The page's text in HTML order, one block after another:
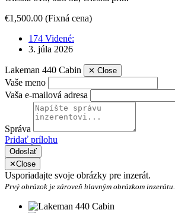
€1,500.00 (Fixná cena)
174 Videné:
3. júla 2026
Lakeman 440 Cabin ✕ Close
Vaše meno
Vaša e-mailová adresa
Správa
Pridať prílohu
Odoslať
✕Close
Usporiadajte svoje obrázky pre inzerát.
Prvý obrázok je zároveň hlavným obrázkom inzerátu.